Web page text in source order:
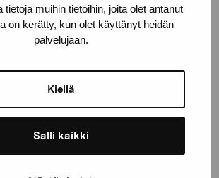
tietoja muihin tietoihin, joita olet antanut
on kerätty, kun olet käyttänyt heidän
palvelujaan.
Kiellä
Salli kaikki